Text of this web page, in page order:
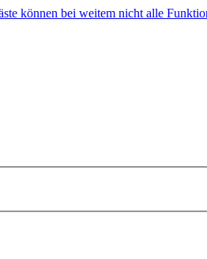
können bei weitem nicht alle